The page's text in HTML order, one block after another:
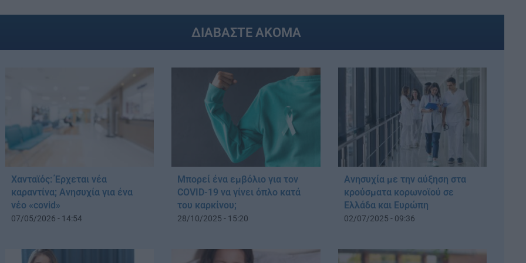
ΔΙΑΒΑΣΤΕ ΑΚΟΜΑ
Χανταϊός: Έρχεται νέα
καραντίνα; Aνησυχία για ένα
νέο «covid»
07/05/2026 - 14:54
Μπορεί ένα εμβόλιο για τον
COVID-19 να γίνει όπλο κατά
του καρκίνου;
28/10/2025 - 15:20
Ανησυχία με την αύξηση στα
κρούσματα κορωνοϊού σε
Ελλάδα και Ευρώπη
02/07/2025 - 09:36